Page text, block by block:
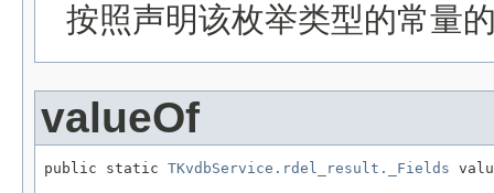
按照声明该枚举类型的常量
valueOf
public static TKvdbService.rdel_result._Fields